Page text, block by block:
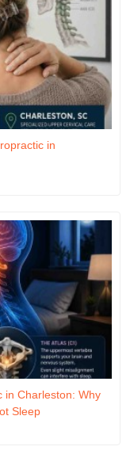
in
in Charleston: Why
Sleep